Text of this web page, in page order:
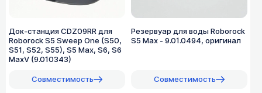
Док-станция CDZ09RR для
Roborock S5 Sweep One (S50,
S51, S52, S55), S5 Max, S6, S6
MaxV (9.010343)
Совместимость
Резервуар для воды Roborock
S5 Max - 9.01.0494, оригинал
Совместимость